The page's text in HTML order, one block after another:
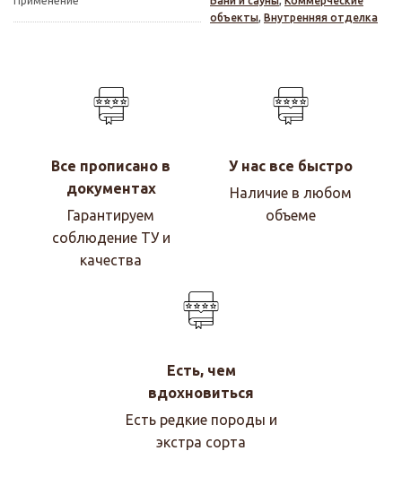
объекты, Внутренняя отделка
Все прописано в
документах
Гарантируем
соблюдение ТУ и
качества
У нас все быстро
Наличие в любом
объеме
Есть, чем
вдохновиться
Есть редкие породы и
экстра сорта